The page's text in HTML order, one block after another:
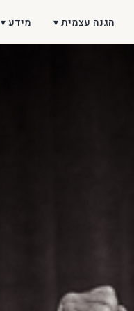
הגנה עצמית ▾ מידע ▾